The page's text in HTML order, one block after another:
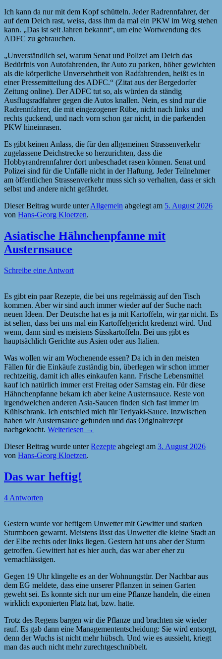
Ich kann da nur mit dem Kopf schütteln. Jeder Radrennfahrer, der
auf dem Deich rast, weiss, dass ihm da mal ein PKW im Weg stehen
kann. „Das ist seit Jahren bekannt“, um eine Wortwendung des
ADFC zu gebrauchen.
„Unverständlich sei, warum Senat und Polizei am Deich das
Bedürfnis von Autofahrenden, ihr Auto zu parken, höher gewichten
als die körperliche Unversehrtheit von Radfahrenden, heißt es in
einer Pressemitteilung des ADFC.“ (Zitat aus der Bergedorfer
Zeitung online). Der ADFC tut so, als würden da ständig
Ausflugsradfahrer gegen die Autos knallen. Nein, es sind nur die
Radrennfahrer, die mit eingezogener Rübe, nicht nach links und
rechts guckend, und nach vorn schon gar nicht, in die parkenden
PKW hineinrasen.
Es gibt keinen Anlass, die für den allgemeinen Strassenverkehr
zugelassene Deichstrecke so herzurichten, dass die
Hobbyrandrennfahrer dort unbeschadet rasen können. Senat und
Polizei sind für die Unfälle nicht in der Haftung. Jeder Teilnehmer
am öffentlichen Strassenverkehr muss sich so verhalten, dass er sich
selbst und andere nicht gefährdet.
Dieser Beitrag wurde unterAllgemein abgelegt am 5. August 2026
von Hans-Georg Kloetzen.
Asiatische Hähnchenpfanne mit
Austernsauce
Schreibe eine Antwort
Es gibt ein paar Rezepte, die bei uns regelmässig auf den Tisch
kommen. Aber wir sind auch immer wieder auf der Suche nach
neuen Ideen. Der Deutsche hat es ja mit Kartoffeln, wir gar nicht. Es
ist selten, dass bei uns mal ein Kartoffelgericht kredenzt wird. Und
wenn, dann sind es meistens Süsskartoffeln. Bei uns gibt es
hauptsächlich Gerichte aus Asien oder aus Italien.
Was wollen wir am Wochenende essen? Da ich in den meisten
Fällen für die Einkäufe zuständig bin, überlegen wir schon immer
rechtzeitig, damit ich alles einkaufen kann. Frische Lebensmittel
kauf ich natürlich immer erst Freitag oder Samstag ein. Für diese
Hähnchenpfanne bekam ich aber keine Austernsauce. Reste von
irgendwelchen anderen Asia-Saucen finden sich fast immer im
Kühlschrank. Ich entschied mich für Teriyaki-Sauce. Inzwischen
haben wir Austernsauce gefunden und das Originalrezept
nachgekocht. Weiterlesen →
Dieser Beitrag wurde unterRezepte abgelegt am 3. August 2026
von Hans-Georg Kloetzen.
Das war heftig!
4 Antworten
Gestern wurde vor heftigem Unwetter mit Gewitter und starken
Sturmboen gewarnt. Meistens lässt das Unwetter die kleine Stadt an
der Elbe rechts oder links liegen. Gestern hat uns aber der Sturm
getroffen. Gewittert hat es hier auch, das war aber eher zu
vernachlässigen.
Gegen 19 Uhr klingelte es an der Wohnungstür. Der Nachbar aus
dem EG meldete, dass eine unserer Pflanzen in seinen Garten
geweht sei. Es konnte sich nur um eine Pflanze handeln, die einen
wirklich exponierten Platz hat, bzw. hatte.
Trotz des Regens bargen wir die Pflanze und brachten sie wieder
rauf. Es gab dann eine Managemententscheidung: Sie wird entsorgt,
denn der Wuchs ist nicht mehr hübsch. Und wie es aussieht, kriegt
man das auch nicht mehr zurechtgeschnibbelt.